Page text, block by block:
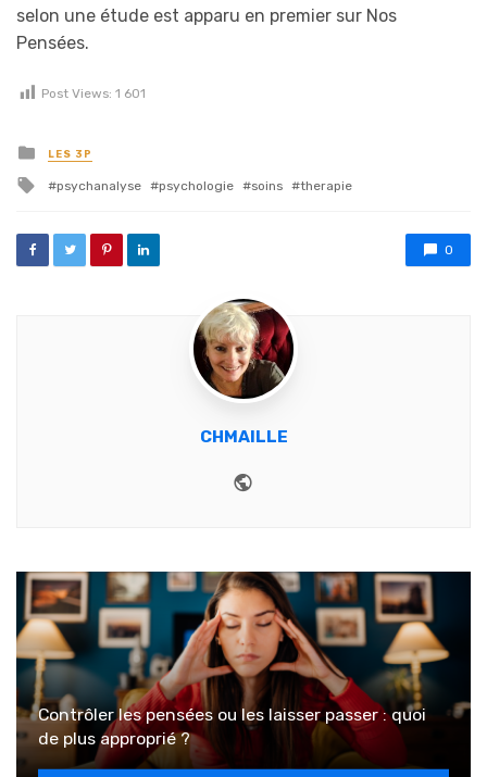
selon une étude est apparu en premier sur Nos
Pensées.
Post Views: 1 601
Posted in
LES 3P
Tagged with
psychanalyse psychologie soins therapie
0
CHMAILLE
Contrôler les pensées ou les laisser passer : quoi
de plus approprié ?